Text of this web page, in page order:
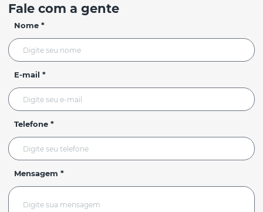
Fale com a gente
Nome *
E-mail *
Telefone *
Mensagem *